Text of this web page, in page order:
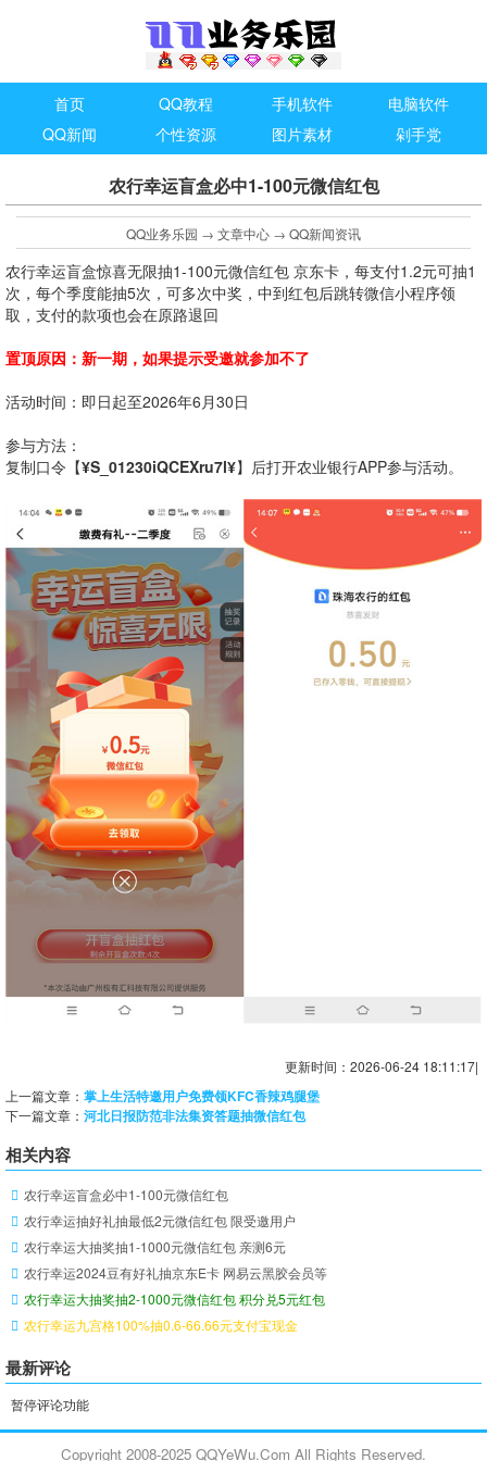
首页 QQ教程 手机软件
电脑软件
QQ新闻
个性资源 图片素材 剁手党
农行幸运盲盒必中1-100元微信红包
QQ业务乐园 → 文章中心 → QQ新闻资讯
农行幸运盲盒惊喜无限抽1-100元微信红包 京东卡，每支付1.2元可抽1
次，每个季度能抽5次，可多次中奖，中到红包后跳转微信小程序领
取，支付的款项也会在原路退回
置顶原因：新一期，如果提示受邀就参加不了
活动时间：即日起至2026年6月30日
参与方法：
复制口令【¥S_01230iQCEXru7l¥】后打开农业银行APP参与活动。
更新时间：2026-06-24 18:11:17|
上一篇文章： 掌上生活特邀用户免费领KFC香辣鸡腿堡
下一篇文章： 河北日报防范非法集资答题抽微信红包
相关内容
农行幸运盲盒必中1-100元微信红包
农行幸运抽好礼抽最低2元微信红包 限受邀用户
农行幸运大抽奖抽1-1000元微信红包 亲测6元
农行幸运2024豆有好礼抽京东E卡 网易云黑胶会员等
农行幸运大抽奖抽2-1000元微信红包 积分兑5元红包
农行幸运九宫格100%抽0.6-66.66元支付宝现金
最新评论
暂停评论功能
Copyright 2008-2025 QQYeWu.Com All Rights Reserved.